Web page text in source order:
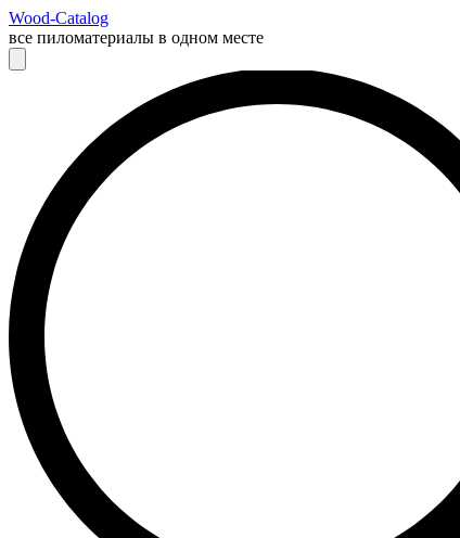
Wood-Catalog
все пиломатериалы в одном месте